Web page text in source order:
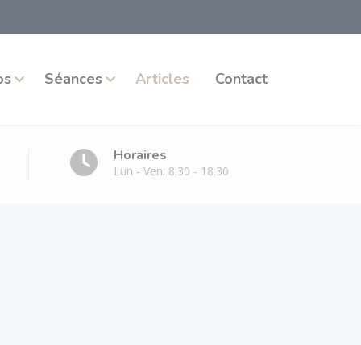
Séances Articles Contact
Horaires
Lun - Ven: 8:30 - 18:30